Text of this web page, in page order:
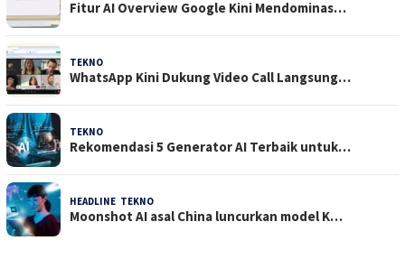
Fitur AI Overview Google Kini Mendominas…
TEKNO
WhatsApp Kini Dukung Video Call Langsung…
TEKNO
Rekomendasi 5 Generator AI Terbaik untuk…
HEADLINE TEKNO
Moonshot AI asal China luncurkan model K…